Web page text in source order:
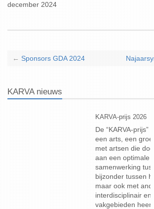
december 2024
← Sponsors GDA 2024
KARVA nieuws
De “KARVA-prijs” wordt jaarlijks uitgereikt
een arts, een groep artsen of een
met artsen die door hun initiatief bijdragen
aan een optimale relatie en actieve
samenwerking tussen artsen onderling,
bijzonder tussen huisartsen en
maar ook met andere
interdisciplinair en over de grenzen van
vakgebieden heen. De prijs kan […]